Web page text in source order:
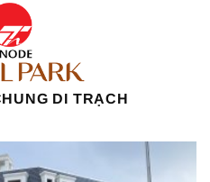
DI TRẠCH